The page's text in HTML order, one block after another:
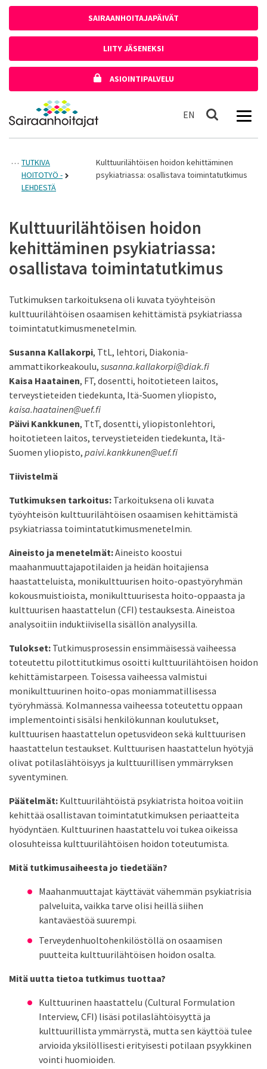
SAIRAANHOITAJAPÄIVÄT
LIITY JÄSENEKSI
ASIOINTIPALVELU
Etusivulle
EN In English
Haku
TUTKIVA
HOITOTYÖ -
LEHDESTÄ
Kulttuurilähtöisen hoidon kehittäminen
psykiatriassa: osallistava toimintatutkimus
Kulttuurilähtöisen hoidon
kehittäminen psykiatriassa:
osallistava toimintatutkimus
Tutkimuksen tarkoituksena oli kuvata työyhteisön
kulttuurilähtöisen osaamisen kehittämistä psykiatriassa
toimintatutkimusmenetelmin.
Susanna Kallakorpi, TtL, lehtori, Diakonia-
ammattikorkeakoulu, susanna.kallakorpi@diak.fi
Kaisa Haatainen, FT, dosentti, hoitotieteen laitos,
terveystieteiden tiedekunta, Itä-Suomen yliopisto,
kaisa.haatainen@uef.fi
Päivi Kankkunen, TtT, dosentti, yliopistonlehtori,
hoitotieteen laitos, terveystieteiden tiedekunta, Itä-
Suomen yliopisto, paivi.kankkunen@uef.fi
Tiivistelmä
Tutkimuksen tarkoitus: Tarkoituksena oli kuvata
työyhteisön kulttuurilähtöisen osaamisen kehittämistä
psykiatriassa toimintatutkimusmenetelmin.
Aineisto ja menetelmät:Aineisto koostui
maahanmuuttajapotilaiden ja heidän hoitajiensa
haastatteluista, monikulttuurisen hoito-opastyöryhmän
kokousmuistioista, monikulttuurisesta hoito-oppaasta ja
kulttuurisen haastattelun (CFI) testauksesta. Aineistoa
analysoitiin induktiivisella sisällön analyysilla.
Tulokset: Tutkimusprosessin ensimmäisessä vaiheessa
toteutettu pilottitutkimus osoitti kulttuurilähtöisen hoidon
kehittämistarpeen. Toisessa vaiheessa valmistui
monikulttuurinen hoito-opas moniammatillisessa
työryhmässä. Kolmannessa vaiheessa toteutettu oppaan
implementointi sisälsi henkilökunnan koulutukset,
kulttuurisen haastattelun opetusvideon sekä kulttuurisen
haastattelun testaukset. Kulttuurisen haastattelun hyötyjä
olivat potilaslähtöisyys ja kulttuurillisen ymmärryksen
syventyminen.
Päätelmät: Kulttuurilähtöistä psykiatrista hoitoa voitiin
kehittää osallistavan toimintatutkimuksen periaatteita
hyödyntäen. Kulttuurinen haastattelu voi tukea oikeissa
olosuhteissa kulttuurilähtöisen hoidon toteutumista.
Mitä tutkimusaiheesta jo tiedetään?
Maahanmuuttajat käyttävät vähemmän psykiatrisia
palveluita, vaikka tarve olisi heillä siihen
kantaväestöä suurempi.
Terveydenhuoltohenkilöstöllä on osaamisen
puutteita kulttuurilähtöisen hoidon osalta.
Mitä uutta tietoa tutkimus tuottaa?
Kulttuurinen haastattelu (Cultural Formulation
Interview, CFI) lisäsi potilaslähtöisyyttä ja
kulttuurillista ymmärrystä, mutta sen käyttöä tulee
arvioida yksilöllisesti erityisesti potilaan psyykkinen
vointi huomioiden.